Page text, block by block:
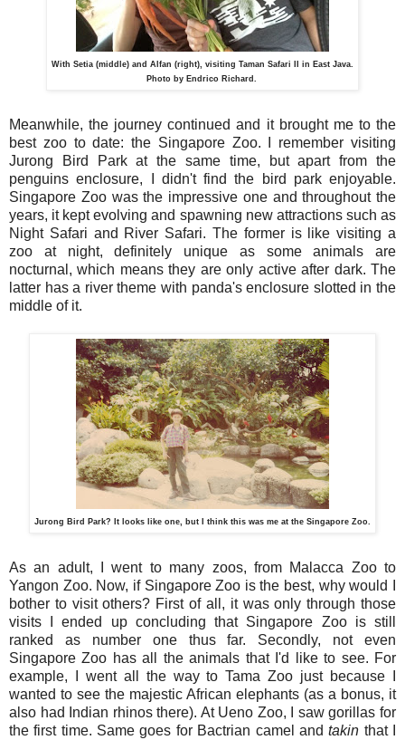
With Setia (middle) and Alfan (right), visiting Taman Safari II in East Java.
Photo by Endrico Richard.
Meanwhile, the journey continued and it brought me to the
best zoo to date: the Singapore Zoo. I remember visiting
Jurong Bird Park at the same time, but apart from the
penguins enclosure, I didn't find the bird park enjoyable.
Singapore Zoo was the impressive one and throughout the
years, it kept evolving and spawning new attractions such as
Night Safari and River Safari. The former is like visiting a
zoo at night, definitely unique as some animals are
nocturnal, which means they are only active after dark. The
latter has a river theme with panda's enclosure slotted in the
middle of it.
Jurong Bird Park? It looks like one, but I think this was me at the Singapore Zoo.
As an adult, I went to many zoos, from Malacca Zoo to
Yangon Zoo. Now, if Singapore Zoo is the best, why would I
bother to visit others? First of all, it was only through those
visits I ended up concluding that Singapore Zoo is still
ranked as number one thus far. Secondly, not even
Singapore Zoo has all the animals that I'd like to see. For
example, I went all the way to Tama Zoo just because I
wanted to see the majestic African elephants (as a bonus, it
also had Indian rhinos there). At Ueno Zoo, I saw gorillas for
the first time. Same goes for Bactrian camel andtakin that I